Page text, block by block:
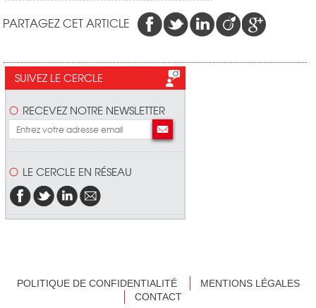
PARTAGEZ CET ARTICLE
SUIVEZ LE CERCLE
RECEVEZ NOTRE NEWSLETTER
LE CERCLE EN RÉSEAU
POLITIQUE DE CONFIDENTIALITÉ
MENTIONS LÉGALES
CONTACT